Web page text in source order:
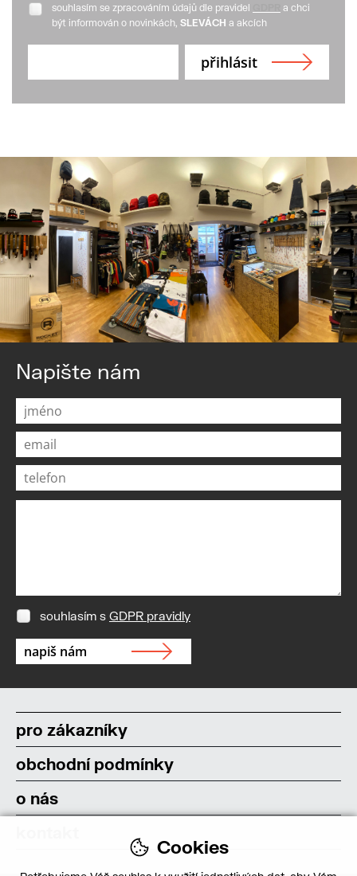
souhlasím se zpracováním údajů dle pravidel
a chci
být informován o novinkách, SLEVÁCH a akcích
Napište nám
souhlasím s GDPR pravidly
pro zákazníky
obchodní podmínky
o nás
Cookies